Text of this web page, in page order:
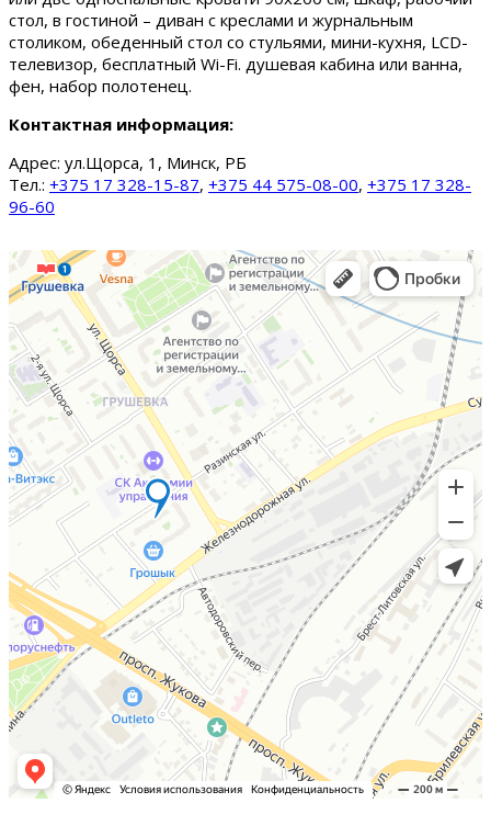
стол, в гостиной – диван с креслами и журнальным
столиком, обеденный стол со стульями, мини-кухня, LCD-
телевизор, бесплатный Wi-Fi. душевая кабина или ванна,
фен, набор полотенец.
Контактная информация:
Адрес: ул.Щорса, 1, Минск, РБ
Тел.: +375 17 328-15-87, +375 44 575-08-00, +375 17 328-
96-60